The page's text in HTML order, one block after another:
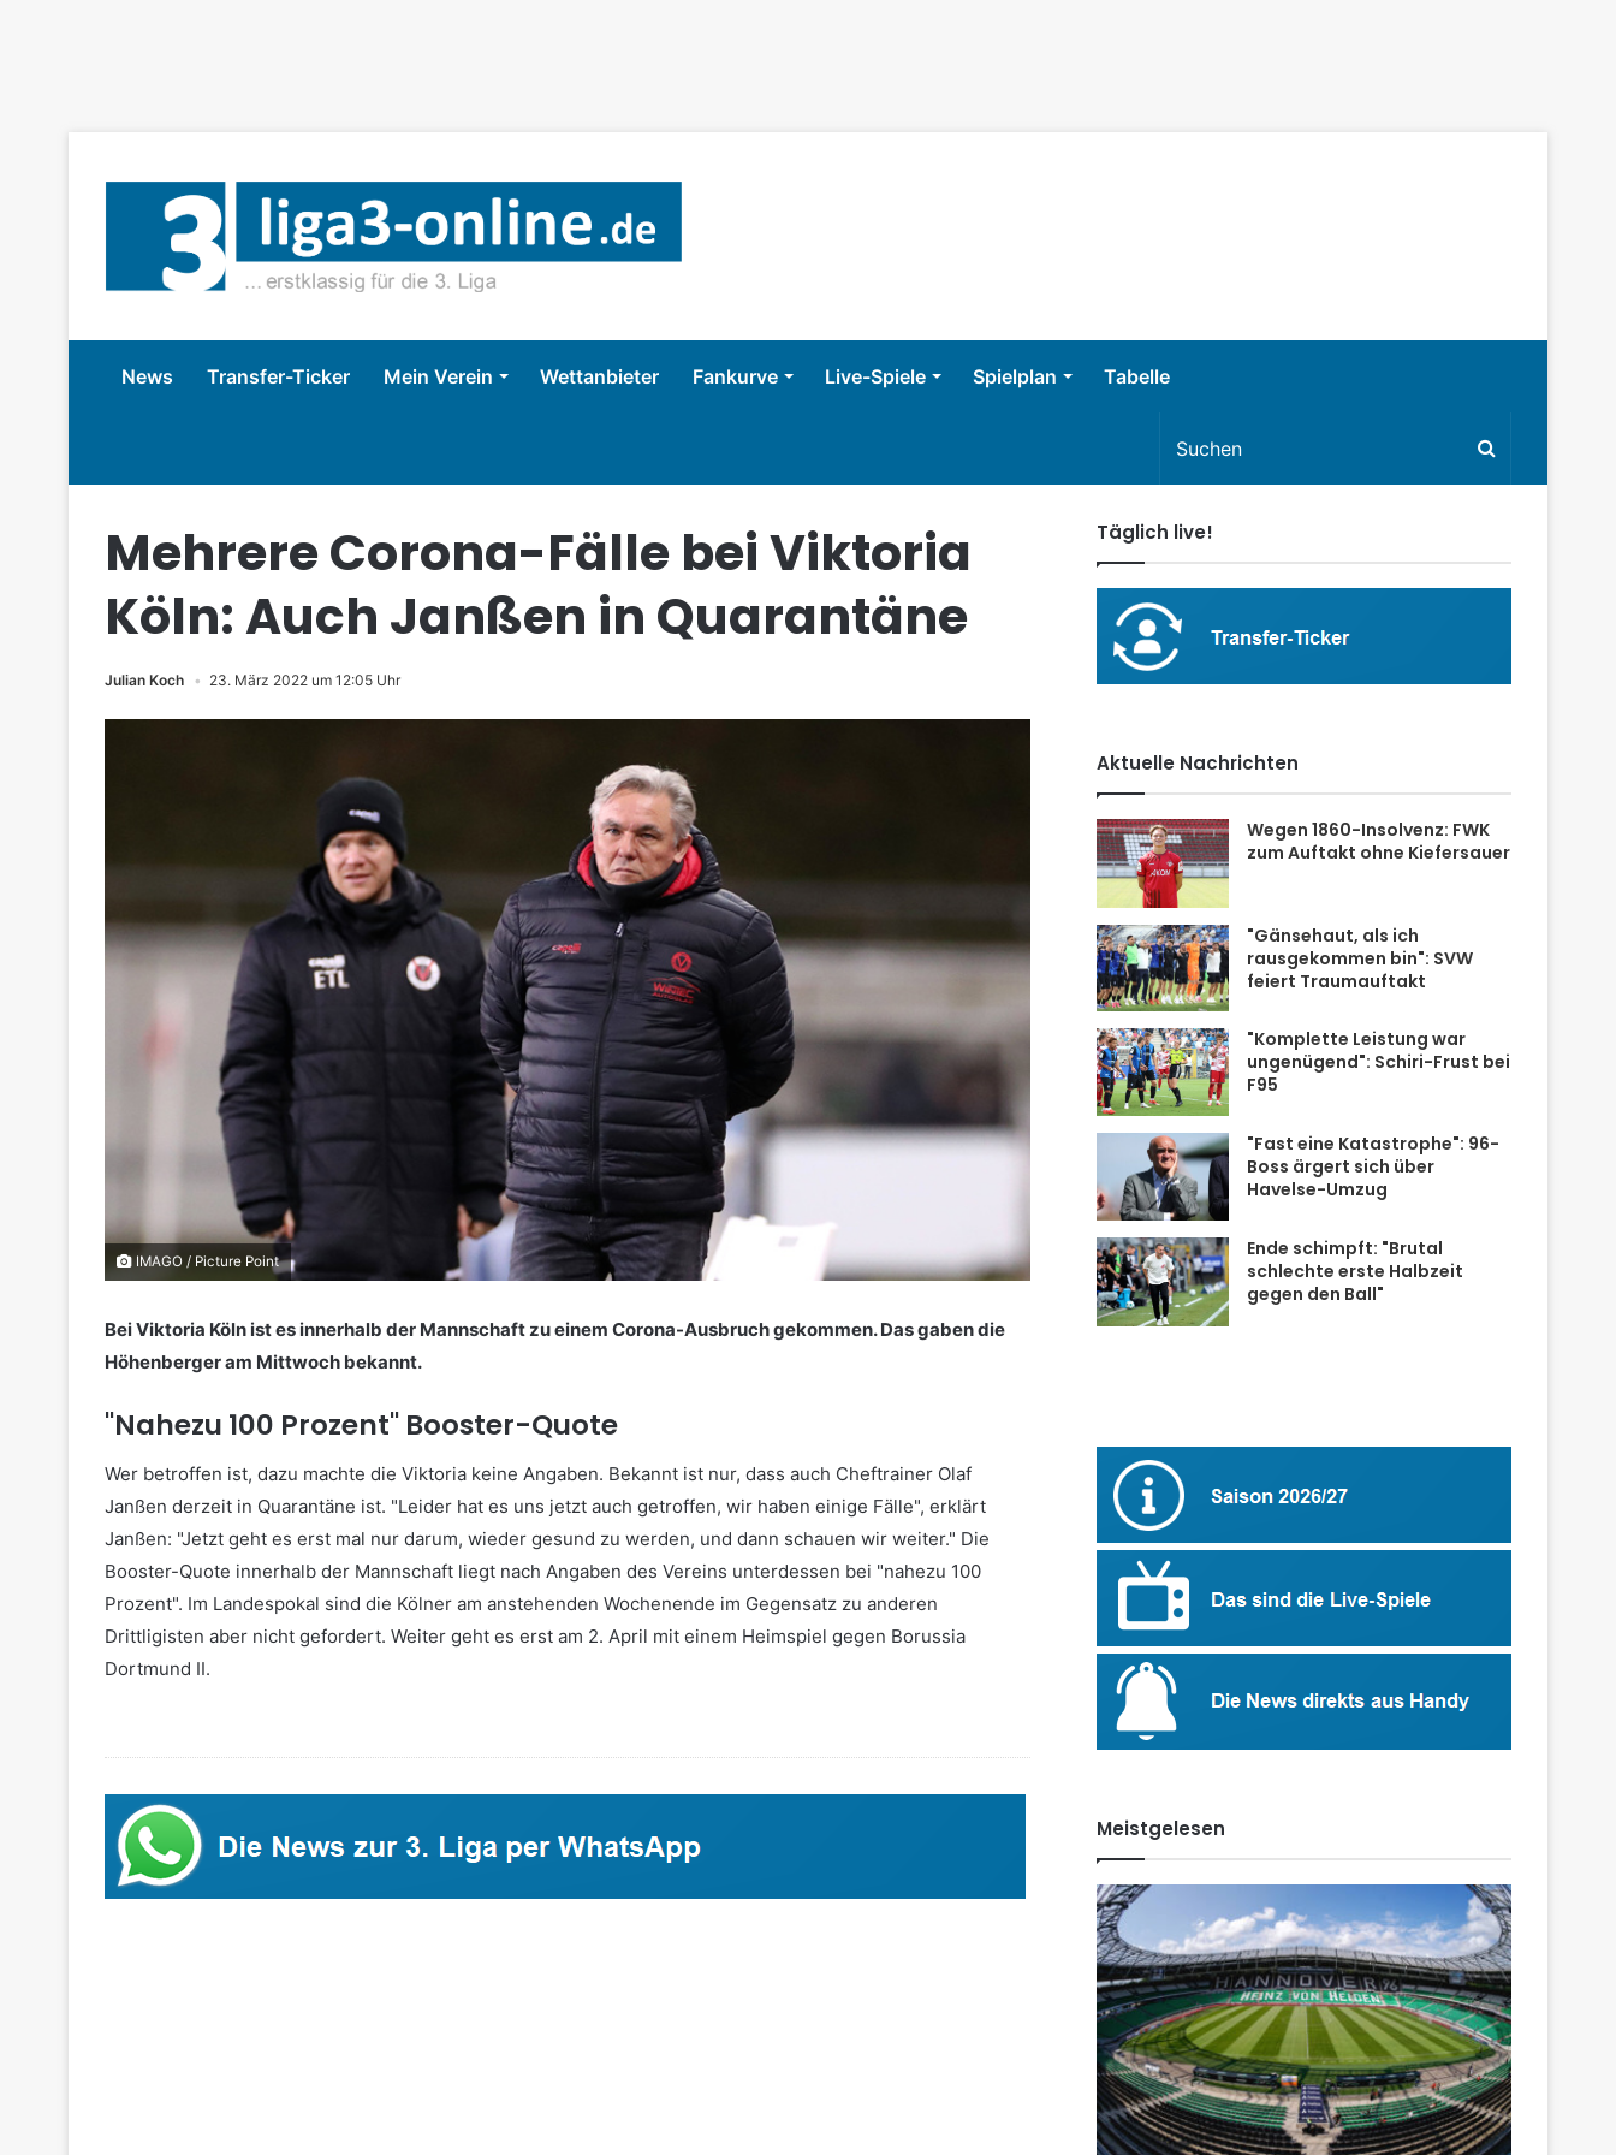
News Transfer-Ticker Mein Verein Wettanbieter Fankurve Live-Spiele Spielplan Tabelle
Mehrere Corona-Fälle bei Viktoria
Köln: Auch Janßen in Quarantäne
Julian Koch 23. März 2022 um 12:05 Uhr
IMAGO / Picture Point
Bei Viktoria Köln ist es innerhalb der Mannschaft zu einem Corona-Ausbruch gekommen. Das gaben die
Höhenberger am Mittwoch bekannt.
"Nahezu 100 Prozent" Booster-Quote
Wer betroffen ist, dazu machte die Viktoria keine Angaben. Bekannt ist nur, dass auch Cheftrainer Olaf
Janßen derzeit in Quarantäne ist. "Leider hat es uns jetzt auch getroffen, wir haben einige Fälle", erklärt
Janßen: "Jetzt geht es erst mal nur darum, wieder gesund zu werden, und dann schauen wir weiter." Die
Booster-Quote innerhalb der Mannschaft liegt nach Angaben des Vereins unterdessen bei "nahezu 100
Prozent". Im Landespokal sind die Kölner am anstehenden Wochenende im Gegensatz zu anderen
Drittligisten aber nicht gefordert. Weiter geht es erst am 2. April mit einem Heimspiel gegen Borussia
Dortmund II.
Täglich live!
Aktuelle Nachrichten
Wegen 1860-Insolvenz: FWK
zum Auftakt ohne Kiefersauer
"Gänsehaut, als ich
rausgekommen bin": SVW
feiert Traumauftakt
"Komplette Leistung war
ungenügend": Schiri-Frust bei
F95
"Fast eine Katastrophe": 96-
Boss ärgert sich über
Havelse-Umzug
Ende schimpft: "Brutal
schlechte erste Halbzeit
gegen den Ball"
Meistgelesen